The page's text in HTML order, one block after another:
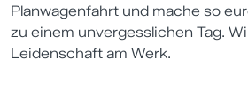
Planwagenfahrt und mache so
zu einem unvergesslichen Tag.
Leidenschaft am Werk.